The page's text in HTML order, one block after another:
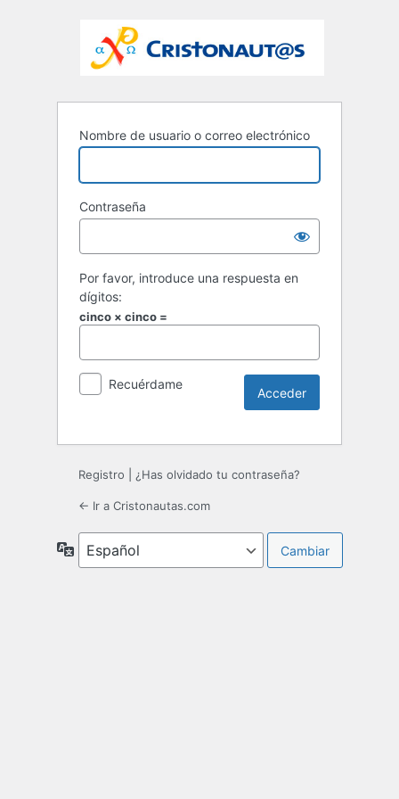
Nombre de usuario o correo electrónico
Contraseña
Por favor, introduce una respuesta en
dígitos:
cinco × cinco =
Recuérdame
Registro ¿Has olvidado tu contraseña?
← Ir a Cristonautas.com
Idioma